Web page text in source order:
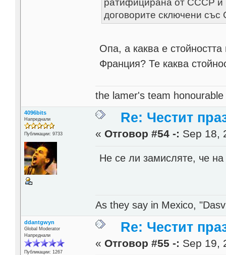
ратифицирана от СССР и
договорите сключени със
Опа, а каква е
Франция? Те каква
the lamer's team
4096bits
Напреднали
Публикации: 9733
Re: Честит
« Отговор #54 -: Sep 18,
Не се ли замисляте, че
As they say in Mexico,
ddantgwyn
Global Moderator
Напреднали
Публикации: 1267
Re: Честит
« Отговор #55 -: Sep 19,